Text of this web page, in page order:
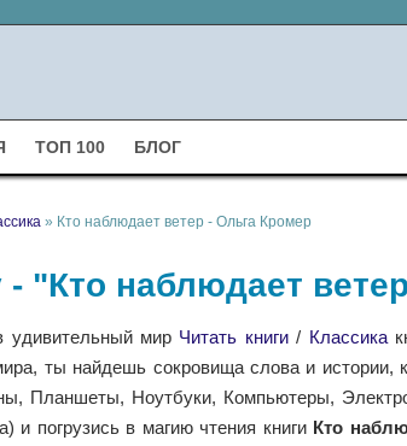
ТОП 100 БЛОГ
» Кто наблюдает ветер - Ольга Кромер
- "Кто наблюдает
удивительный мир Читать книги/ Классика
ты найдешь сокровища слова и истории,
Планшеты, Ноутбуки, Компьютеры,
и погрузись в магию чтения книги Кто